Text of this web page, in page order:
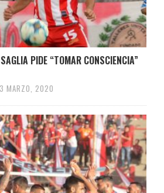
PIDE “TOMAR CONSCIENCIA”
MARZO, 2020